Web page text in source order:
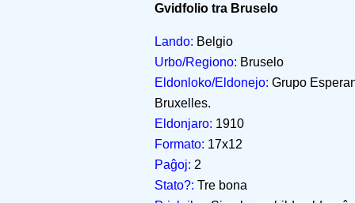
Gvidfolio tra Bruselo
Lando: Belgio
Urbo/Regiono: Bruselo
Eldonloko/Eldonejo: Grupo
Bruxelles.
Eldonjaro: 1910
Formato: 17x12
Paĝoj: 2
Stato?: Tre bona